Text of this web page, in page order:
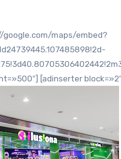
maps/embed?
[adinserter